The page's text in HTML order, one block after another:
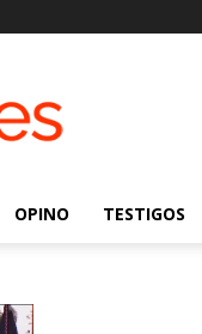
OPINO TESTIGOS